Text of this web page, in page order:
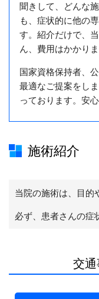
聞きして、どんな
も、症状的に他の
す。紹介だけで、
ん、費用はかかりま
国家資格保持者、
最適なご提案をし
っております。安
施術紹介
当院の施術は、目的
必ず、患者さんの症
交